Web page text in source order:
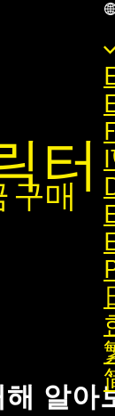
구매
터
알아